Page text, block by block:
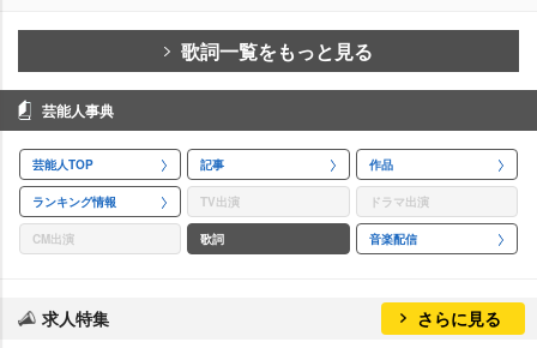
歌詞一覧をもっと見る
芸能人事典
芸能人TOP 記事 作品
ランキング情報 TV出演 ドラマ出演
CM出演 歌詞 音楽配信
求人特集 さらに見る